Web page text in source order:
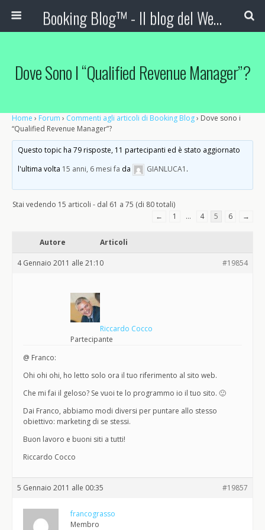
Booking Blog™ - Il blog del Web Marketing Turistico
Dove Sono I “Qualified Revenue Manager”?
Home › Forum › Commenti agli articoli di Booking Blog› Dove sono i
“Qualified Revenue Manager”?
Questo topic ha 79 risposte, 11 partecipanti ed è stato aggiornato
l'ultima volta 15 anni, 6 mesi fa da GIANLUCA1 .
Stai vedendo 15 articoli - dal 61 a 75 (di 80 totali)
←
1 … 4 5 6 →
Autore Articoli
4 Gennaio 2011 alle 21:10 #19854
Riccardo Cocco
Partecipante
@ Franco:
Ohi ohi ohi, ho letto solo ora il tuo riferimento al sito web.
Che mi fai il geloso? Se vuoi te lo programmo io il tuo sito. 🙂
Dai Franco, abbiamo modi diversi per puntare allo stesso
obiettivo: marketing di se stessi.
Buon lavoro e buoni siti a tutti!
Riccardo Cocco
5 Gennaio 2011 alle 00:35 #19857
francograsso
Membro